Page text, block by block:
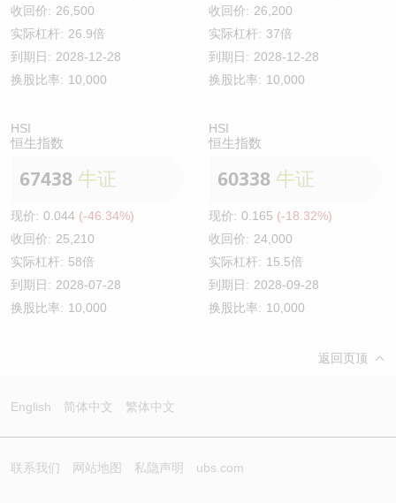
收回价: 26,500
实际杠杆: 26.9倍
到期日: 2028-12-28
换股比率: 10,000
收回价: 26,200
实际杠杆: 37倍
到期日: 2028-12-28
换股比率: 10,000
HSI
恒生指数
67438 牛证
现价: 0.044 (-46.34%)
收回价: 25,210
实际杠杆: 58倍
到期日: 2028-07-28
换股比率: 10,000
HSI
恒生指数
60338 牛证
现价: 0.165 (-18.32%)
收回价: 24,000
实际杠杆: 15.5倍
到期日: 2028-09-28
换股比率: 10,000
返回页顶
English 简体中文 繁体中文
联系我们 网站地图 私隐声明 ubs.com